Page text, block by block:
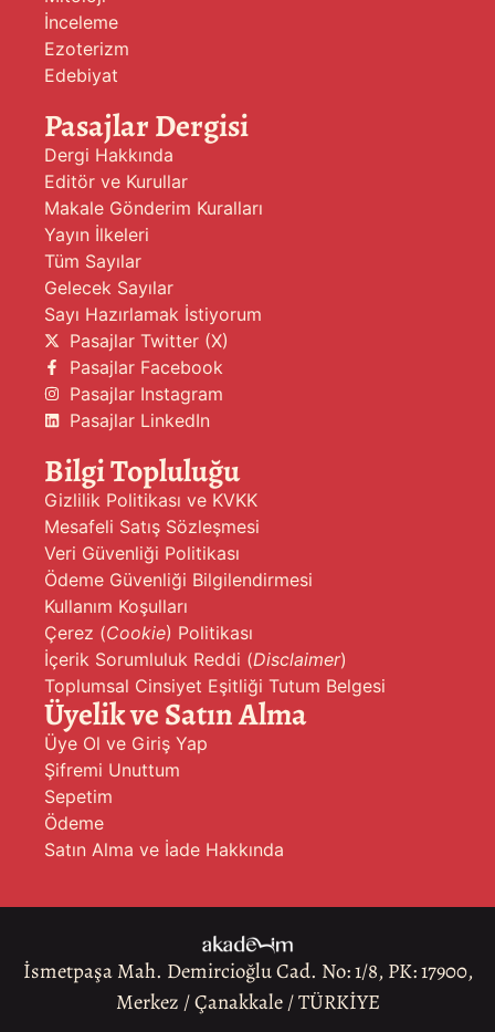
İnceleme
Ezoterizm
Edebiyat
Pasajlar Dergisi
Dergi Hakkında
Editör ve Kurullar
Makale Gönderim Kuralları
Yayın İlkeleri
Tüm Sayılar
Gelecek Sayılar
Sayı Hazırlamak İstiyorum
Pasajlar Twitter (X)
Pasajlar Facebook
Pasajlar Instagram
Pasajlar LinkedIn
Bilgi Topluluğu
Gizlilik Politikası ve KVKK
Mesafeli Satış Sözleşmesi
Veri Güvenliği Politikası
Ödeme Güvenliği Bilgilendirmesi
Kullanım Koşulları
Çerez (Cookie) Politikası
İçerik Sorumluluk Reddi (Disclaimer)
Toplumsal Cinsiyet Eşitliği Tutum Belgesi
Üyelik ve Satın Alma
Üye Ol ve Giriş Yap
Şifremi Unuttum
Sepetim
Ödeme
Satın Alma ve İade Hakkında
İsmetpaşa Mah. Demircioğlu Cad. No: 1/8, PK: 17900,
Merkez / Çanakkale / TÜRKİYE